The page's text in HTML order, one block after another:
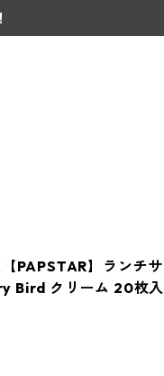
PAPSTAR】ランチ
Bird クリーム 20枚入